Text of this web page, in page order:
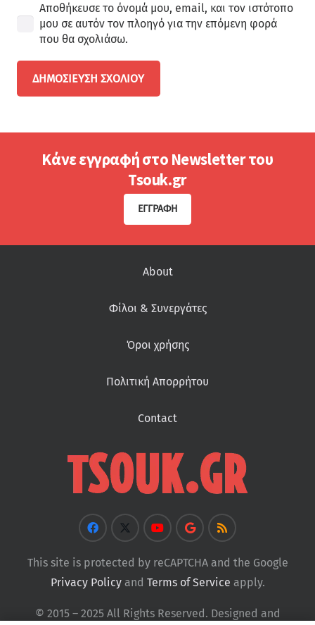
Αποθήκευσε το όνομά μου, email, και τον ιστότοπο
μου σε αυτόν τον πλοηγό για την επόμενη φορά
που θα σχολιάσω.
ΔΗΜΟΣΊΕΥΣΗ ΣΧΟΛΊΟΥ
Κάνε εγγραφή στο Newsletter του
Tsouk.gr
ΕΓΓΡΑΦΉ
About
Φίλοι & Συνεργάτες
Όροι χρήσης
Πολιτική Απορρήτου
Contact
This site is protected by reCAPTCHA and the Google
Privacy Policyand Terms of Service apply.
© 2015 – 2025 All Rights Reserved. Designed and